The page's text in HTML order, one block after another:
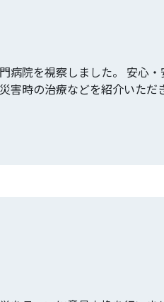
病院を視察しました。 安心
時の治療などを紹介いただ